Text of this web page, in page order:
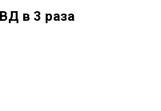
в 3 раза